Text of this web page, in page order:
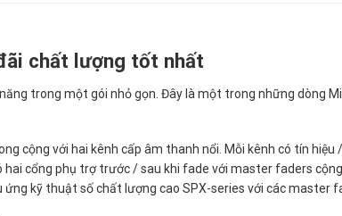
chất lượng tốt nhất
trong một gói nhỏ gọn. Đây là một trong những dòng
cộng với hai kênh cấp âm thanh nổi. Mỗi kênh có tín hiệu /
cổng phụ trợ trước / sau khi fade với master faders
kỹ thuật số chất lượng cao SPX-series với các master